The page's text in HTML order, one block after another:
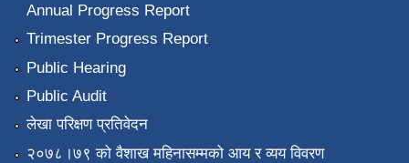
Annual Progress Report
Trimester Progress Report
Public Hearing
Public Audit
लेखा परिक्षण प्रतिवेदन
२०७८।७९ को वैशाख महिनासम्मको आय र व्यय विवरण